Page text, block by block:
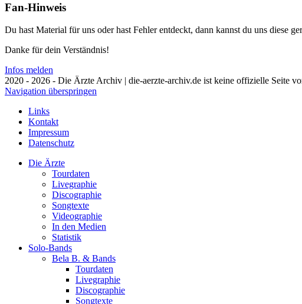
Fan-Hinweis
Du hast Material für uns oder hast Fehler entdeckt, dann kannst du uns diese
Danke für dein Verständnis!
Infos melden
2020 - 2026 - Die Ärzte Archiv | die-aerzte-archiv.de ist keine offizielle Seite
Navigation überspringen
Links
Kontakt
Impressum
Datenschutz
Die Ärzte
Tourdaten
Livegraphie
Discographie
Songtexte
Videographie
In den Medien
Statistik
Solo-Bands
Bela B. & Bands
Tourdaten
Livegraphie
Discographie
Songtexte